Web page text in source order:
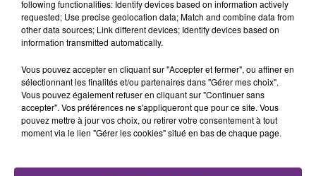
conviés !
5h35
5h35
following functionalities: Identify devices based on information actively
requested; Use precise geolocation data; Match and combine data from
other data sources; Link different devices; Identify devices based on
information transmitted automatically.
Vous pouvez accepter en cliquant sur "Accepter et fermer", ou affiner en
sélectionnant les finalités et/ou partenaires dans "Gérer mes choix".
Vous pouvez également refuser en cliquant sur "Continuer sans
accepter". Vos préférences ne s'appliqueront que pour ce site. Vous
pouvez mettre à jour vos choix, ou retirer votre consentement à tout
moment via le lien "Gérer les cookies" situé en bas de chaque page.